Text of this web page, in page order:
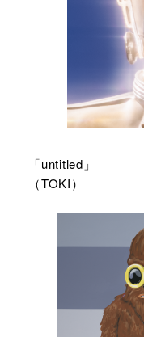
「untitled」
（TOKI）